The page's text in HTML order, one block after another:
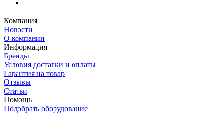
Компания
Новости
О компании
Информация
Бренды
Условия доставки и оплаты
Гарантия на товар
Отзывы
Статьи
Помощь
Подобрать оборудование